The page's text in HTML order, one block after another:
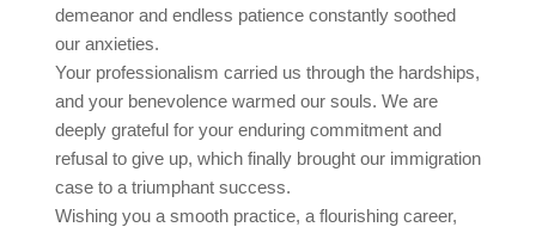
demeanor and endless patience constantly soothed
our anxieties.
Your professionalism carried us through the hardships,
and your benevolence warmed our souls. We are
deeply grateful for your enduring commitment and
refusal to give up, which finally brought our immigration
case to a triumphant success.
Wishing you a smooth practice, a flourishing career,